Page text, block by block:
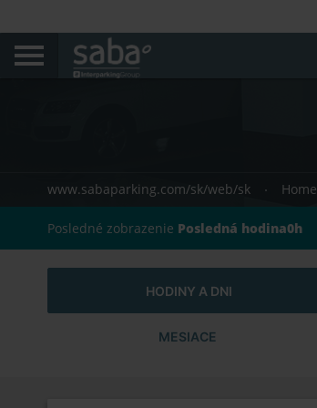
www.sabaparking.com/sk/web/sk Home
Posledné zobrazenie Posledná hodina0h
HODINY A DNI
MESIACE